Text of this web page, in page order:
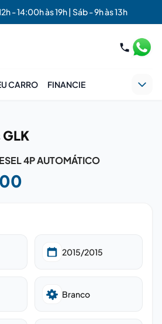
- 14:00h às 19h | Sáb - 9h às 13h
CARRO FINANCIE
GLK
4P AUTOMÁTICO
2015/2015
Branco